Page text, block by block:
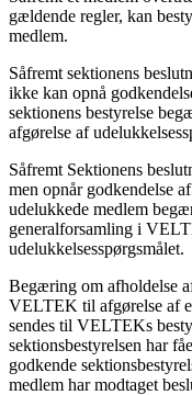
gældende regler, kan
medlem.
Såfremt sektionens
ikke kan opnå
sektionens bestyrelse
afgørelse af
Såfremt Sektionens
men opnår godkendelse
udelukkede medlem
generalforsamling i
udelukkelsesspørgsmålet.
Begæring om afholdelse
VELTEK til afgørelse af
sendes til VELTEKs
sektionsbestyrelsen har
godkende
medlem har modtaget